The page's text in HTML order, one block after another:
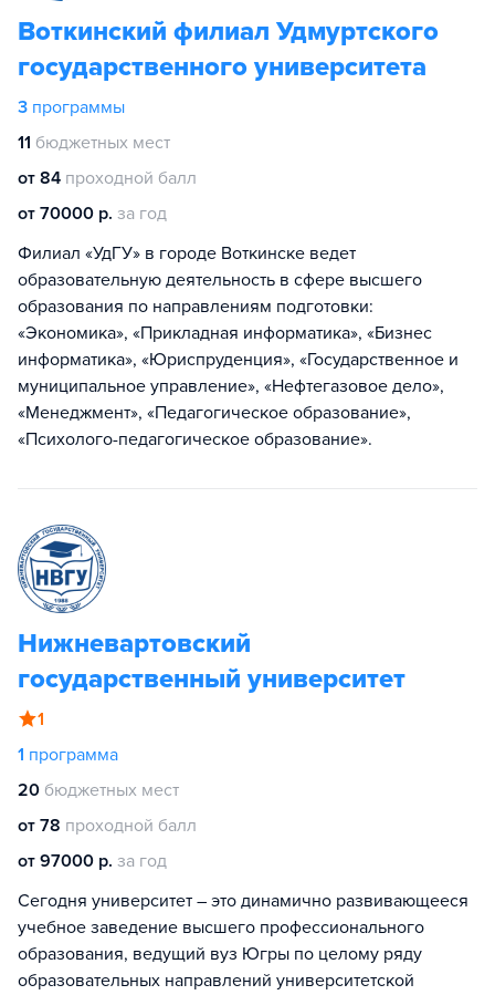
Воткинский филиал Удмуртского
государственного университета
3 программы
11 бюджетных мест
от 84 проходной балл
от 70000 р. за год
Филиал «УдГУ» в городе Воткинске ведет
образовательную деятельность в сфере высшего
образования по направлениям подготовки:
«Экономика», «Прикладная информатика», «Бизнес
информатика», «Юриспруденция», «Государственное и
муниципальное управление», «Нефтегазовое дело»,
«Менеджмент», «Педагогическое образование»,
«Психолого-педагогическое образование».
Нижневартовский
государственный университет
1
1 программа
20 бюджетных мест
от 78 проходной балл
от 97000 р. за год
Сегодня университет – это динамично развивающееся
учебное заведение высшего профессионального
образования, ведущий вуз Югры по целому ряду
образовательных направлений университетской